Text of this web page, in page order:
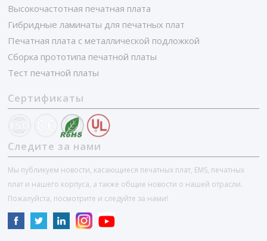
Высокочастотная печатная плата
Гибридные ламинаты для печатных плат
Печатная плата с металлической подложкой
Сборка прототипа печатной платы
Тест печатной платы
Сертификаты
Следите за нами
Мы публикуем новости, касающиеся печатных плат, EMS, печатных
плат и нашего корпуса, а также общие новости о нашей отрасли.
Пожалуйста, посмотрите и следуйте за нами!